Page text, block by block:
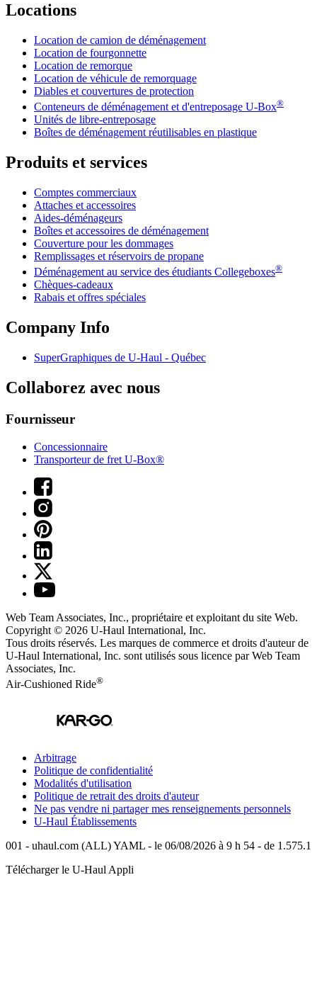
Locations
Location de camion de déménagement
Location de fourgonnette
Location de remorque
Location de véhicule de remorquage
Diables et couvertures de protection
Conteneurs de déménagement et d'entreposage U-Box®
Unités de libre-entreposage
Boîtes de déménagement réutilisables en plastique
Produits et services
Comptes commerciaux
Attaches et accessoires
Aides-déménageurs
Boîtes et accessoires de déménagement
Couverture pour les dommages
Remplissages et réservoirs de propane
Déménagement au service des étudiants Collegeboxes®
Chèques-cadeaux
Rabais et offres spéciales
Company Info
SuperGraphiques de U-Haul - Québec
Collaborez avec nous
Fournisseur
Concessionnaire
Transporteur de fret U-Box®
Web Team Associates, Inc., propriétaire et exploitant du site Web.
Copyright © 2026 U-Haul International, Inc.
Tous droits réservés. Les marques de commerce et droits d'auteur de
U-Haul International, Inc. sont utilisés sous licence par Web Team
Associates, Inc.
Air-Cushioned Ride®
Arbitrage
Politique de confidentialité
Modalités d'utilisation
Politique de retrait des droits d'auteur
Ne pas vendre ni partager mes renseignements personnels
U-Haul Établissements
001 - uhaul.com (ALL) YAML - le 06/08/2026 à 9 h 54 - de 1.575.1
Télécharger le U-Haul Appli